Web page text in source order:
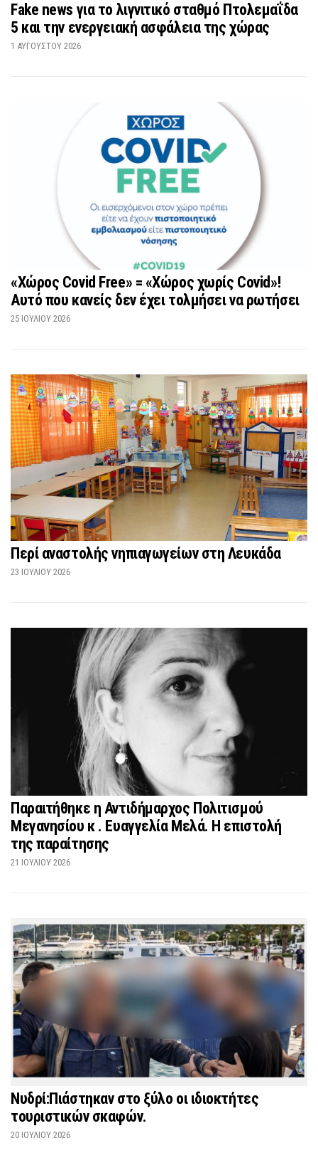
Fake news για το λιγνιτικό σταθμό Πτολεμαΐδα
5 και την ενεργειακή ασφάλεια της χώρας
1 ΑΥΓΟΎΣΤΟΥ 2026
«Χώρος Covid Free» = «Χώρος χωρίς Covid»!
Αυτό που κανείς δεν έχει τολμήσει να ρωτήσει
25 ΙΟΥΛΊΟΥ 2026
Περί αναστολής νηπιαγωγείων στη Λευκάδα
23 ΙΟΥΛΊΟΥ 2026
Παραιτήθηκε η Αντιδήμαρχος Πολιτισμού
Μεγανησίου κ . Ευαγγελία Μελά. Η επιστολή
της παραίτησης
21 ΙΟΥΛΊΟΥ 2026
Νυδρί:Πιάστηκαν στο ξύλο οι ιδιοκτήτες
τουριστικών σκαφών.
20 ΙΟΥΛΊΟΥ 2026